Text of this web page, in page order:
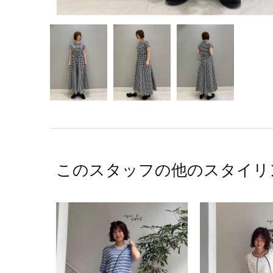
このスタッフの他のスタイ